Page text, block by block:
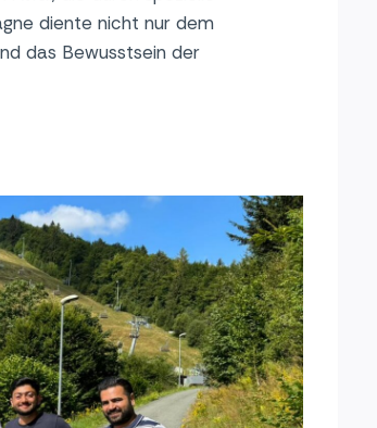
diente nicht nur dem
das Bewusstsein der